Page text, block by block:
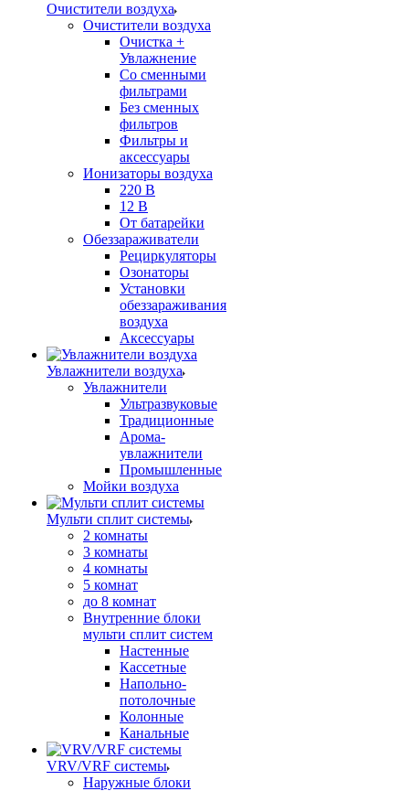
Очистители воздуха
Очистители воздуха
Очистка +
Увлажнение
Cо сменными
фильтрами
Без сменных
фильтров
Фильтры и
аксессуары
Ионизаторы воздуха
220 В
12 В
От батарейки
Обеззараживатели
Рециркуляторы
Озонаторы
Установки
обеззараживания
воздуха
Аксессуары
Увлажнители воздуха
Увлажнители
Ультразвуковые
Традиционные
Арома-
увлажнители
Промышленные
Мойки воздуха
Мульти сплит системы
2 комнаты
3 комнаты
4 комнаты
5 комнат
до 8 комнат
Внутренние блоки
мульти сплит систем
Настенные
Кассетные
Напольно-
потолочные
Колонные
Канальные
VRV/VRF системы
Наружные блоки